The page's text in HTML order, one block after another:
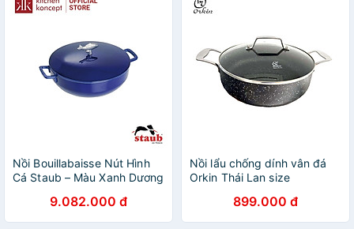
Nồi Bouillabaisse Nút Hình
Cá Staub – Màu Xanh Dương
9.082.000 đ
Nồi lẩu chống dính vân đá
Orkin Thái Lan size
từ - Hàng chính hãng
899.000 đ